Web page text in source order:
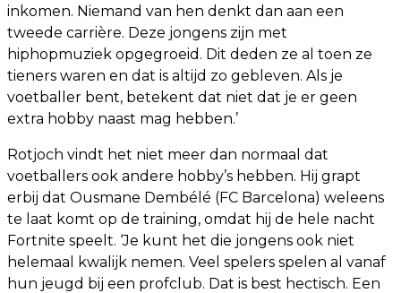
inkomen. Niemand van hen denkt dan aan een
tweede carrière. Deze jongens zijn met
hiphopmuziek opgegroeid. Dit deden ze al toen ze
tieners waren en dat is altijd zo gebleven. Als je
voetballer bent, betekent dat niet dat je er geen
extra hobby naast mag hebben.’
Rotjoch vindt het niet meer dan normaal dat
voetballers ook andere hobby’s hebben. Hij grapt
erbij dat Ousmane Dembélé (FC Barcelona) weleens
te laat komt op de training, omdat hij de hele nacht
Fortnite speelt. ‘Je kunt het die jongens ook niet
helemaal kwalijk nemen. Veel spelers spelen al vanaf
hun jeugd bij een profclub. Dat is best hectisch. Een